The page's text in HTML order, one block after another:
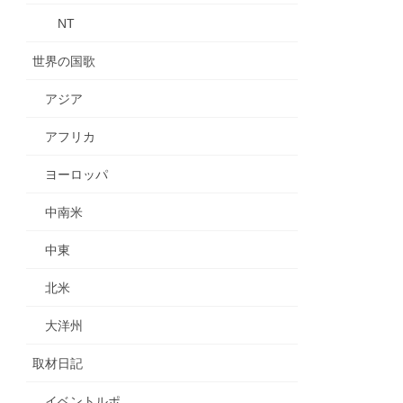
NT
世界の国歌
アジア
アフリカ
ヨーロッパ
中南米
中東
北米
大洋州
取材日記